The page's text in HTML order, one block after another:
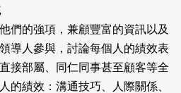
們的強項，兼顧豐富的資訊以及
導人參與，討論每個人的績效表
接部屬、同仁同事甚至顧客等全
的績效：溝通技巧、人際關係、